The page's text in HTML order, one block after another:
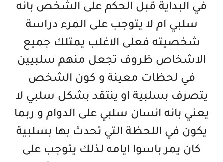
في البداية قبل الحكم على الشخص بانه
سلبي ام لا يتوجب على المرء دراسة
شخصيته فعلى الاغلب يمتلك جميع
الاشخاص ظروف تجعل منهم سلبيين
في لحظات معينة و كون الشخص
يتصرف بسلبية او ينتقد بشكل سلبي لا
يعني بانه انسان سلبي على الدوام و ربما
يكون في اللحظة التي تحدث بها بسلبية
كان يمر باسوا ايامه لذلك يتوجب على